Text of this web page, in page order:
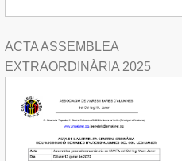
ACTA ASSEMBLEA
EXTRAORDINÀRIA 2025